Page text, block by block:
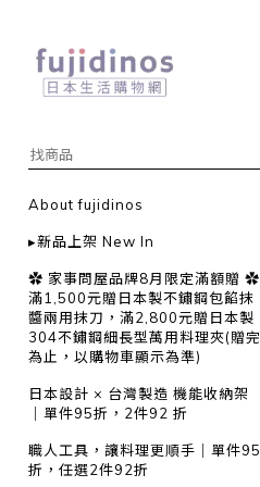
About fujidinos
▸新品上架 New In
✿ 家事問屋品牌8月限定滿額贈 ✿
滿1,500元贈日本製不鏽鋼包餡抹
醬兩用抹刀，滿2,800元贈日本製
304不鏽鋼細長型萬用料理夾(贈完
為止，以購物車顯示為準)
日本設計 × 台灣製造 機能收納架
｜單件95折，2件92 折
職人工具，讓料理更順手｜單件95
折，任選2件92折